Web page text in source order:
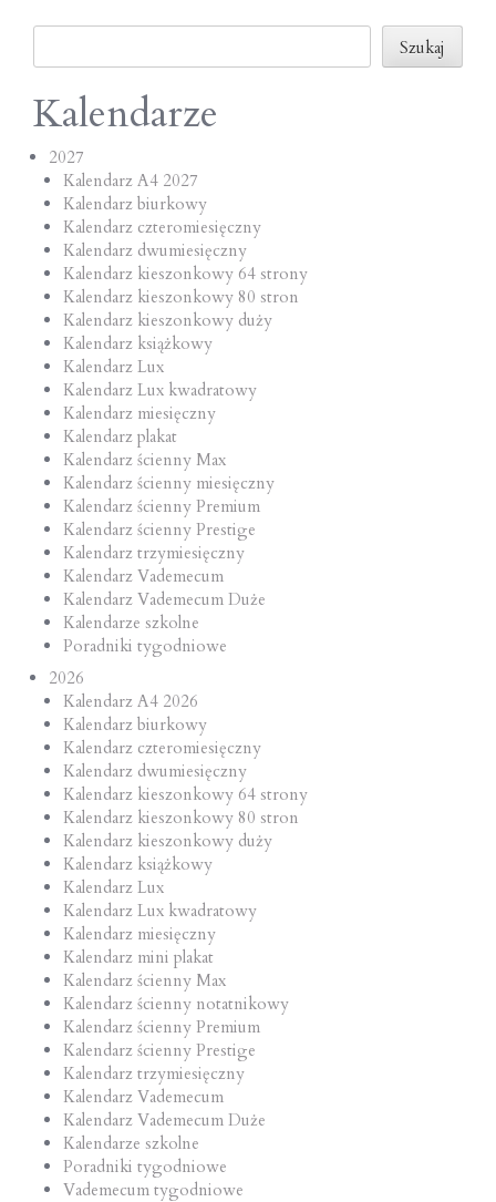
o
n
Szukaj
Szukaj
Kalendarze
2027
Kalendarz A4 2027
Kalendarz biurkowy
Kalendarz czteromiesięczny
Kalendarz dwumiesięczny
Kalendarz kieszonkowy 64 strony
Kalendarz kieszonkowy 80 stron
Kalendarz kieszonkowy duży
Kalendarz książkowy
Kalendarz Lux
Kalendarz Lux kwadratowy
Kalendarz miesięczny
Kalendarz plakat
Kalendarz ścienny Max
Kalendarz ścienny miesięczny
Kalendarz ścienny Premium
Kalendarz ścienny Prestige
Kalendarz trzymiesięczny
Kalendarz Vademecum
Kalendarz Vademecum Duże
Kalendarze szkolne
Poradniki tygodniowe
2026
Kalendarz A4 2026
Kalendarz biurkowy
Kalendarz czteromiesięczny
Kalendarz dwumiesięczny
Kalendarz kieszonkowy 64 strony
Kalendarz kieszonkowy 80 stron
Kalendarz kieszonkowy duży
Kalendarz książkowy
Kalendarz Lux
Kalendarz Lux kwadratowy
Kalendarz miesięczny
Kalendarz mini plakat
Kalendarz ścienny Max
Kalendarz ścienny notatnikowy
Kalendarz ścienny Premium
Kalendarz ścienny Prestige
Kalendarz trzymiesięczny
Kalendarz Vademecum
Kalendarz Vademecum Duże
Kalendarze szkolne
Poradniki tygodniowe
Vademecum tygodniowe